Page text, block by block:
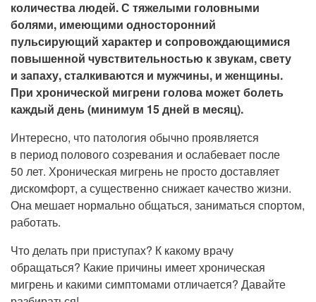
Рентгенология
количества людей.С тяжелыми головными
болями, имеющими односторонний
пульсирующий характер и сопровождающимися
повышенной чувствительностью к звукам, свету
и запаху, сталкиваются и мужчины, и женщины.
При хронической мигрени голова может болеть
каждый день (минимум 15 дней в месяц).
Интересно, что патология обычно проявляется
в период полового созревания и ослабевает после
50 лет. Хроническая мигрень не просто доставляет
дискомфорт, а существенно снижает качество жизни.
Она мешает нормально общаться, заниматься спортом,
работать.
Что делать при приступах? К какому врачу
обращаться? Какие причины имеет хроническая
мигрень и какими симптомами отличается? Давайте